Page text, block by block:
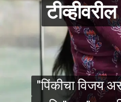
"पिंकीचा विजय
"पिंकीचा विजय